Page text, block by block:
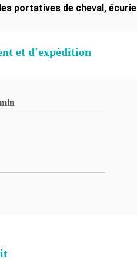
portatives de cheval,
et d'expédition